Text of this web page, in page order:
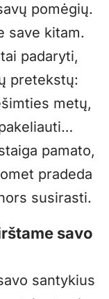
pomėgių.
save kitam.
padaryti,
pretekstų:
metų,
pamato,
pradeda
susirasti.
savo
santykius